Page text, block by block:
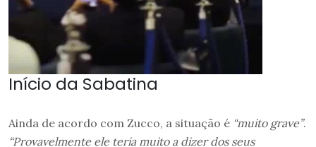
Início da Sabatina
Ainda de acordo com Zucco, a situação é “muito grave”.
“Provavelmente ele teria muito a dizer dos seus